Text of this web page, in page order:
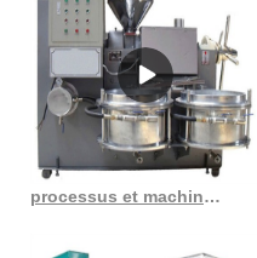
processus et machines d’extraction d’huile alimentaire en France